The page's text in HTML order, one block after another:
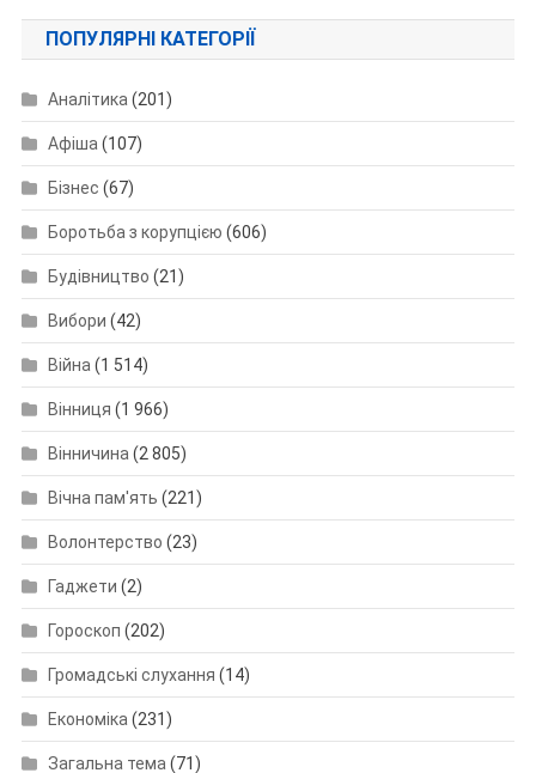
ПОПУЛЯРНІ КАТЕГОРІЇ
Аналітика (201)
Афіша (107)
Бізнес (67)
Боротьба з корупцією (606)
Будівництво (21)
Вибори (42)
Війна (1 514)
Вінниця (1 966)
Вінничина (2 805)
Вічна пам'ять (221)
Волонтерство (23)
Гаджети (2)
Гороскоп (202)
Громадські слухання (14)
Економіка (231)
Загальна тема (71)